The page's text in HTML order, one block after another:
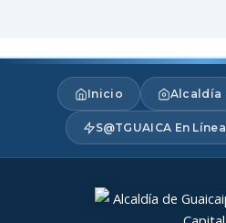
Inicio Alcaldía
S@TGUAICA En Línea